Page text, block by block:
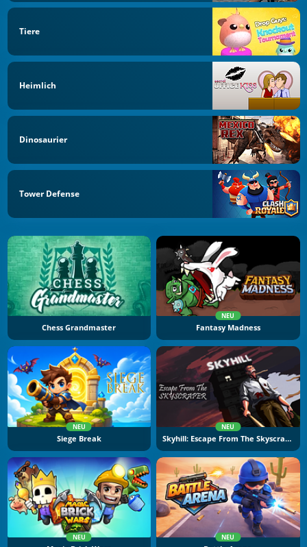
Tiere
Heimlich
Dinosaurier
Tower Defense
Chess Grandmaster
NEU
Fantasy Madness
NEU
Siege Break
NEU
Skyhill: Escape From The Skyscraper
NEU NEU